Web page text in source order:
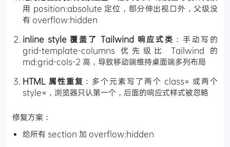
用 position:absolute 定位，部分伸出视口外，父级没
有 overflow:hidden
inline style 覆盖了 Tailwind 响应式类 ：手动写的
grid-template-columns 优先级比 Tailwind 的
md:grid-cols-2 高，导致移动端维持桌面端多列布局
HTML 属性重复 ：多个元素写了两个 class= 或两个
style=，浏览器只认第一个，后面的响应式样式被忽略
修复方案：
给所有 section 加 overflow:hidden